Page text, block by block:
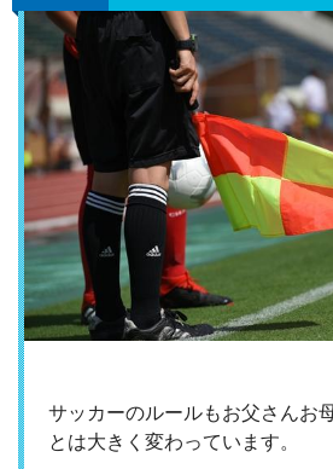
サッカーのルールもお父さんお
とは大きく変わっています。